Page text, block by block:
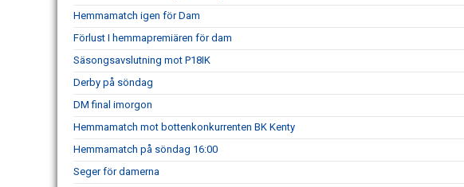
Hemmamatch igen för Dam
Förlust I hemmapremiären för dam
Säsongsavslutning mot P18IK
Derby på söndag
DM final imorgon
Hemmamatch mot bottenkonkurrenten BK Kenty
Hemmamatch på söndag 16:00
Seger för damerna